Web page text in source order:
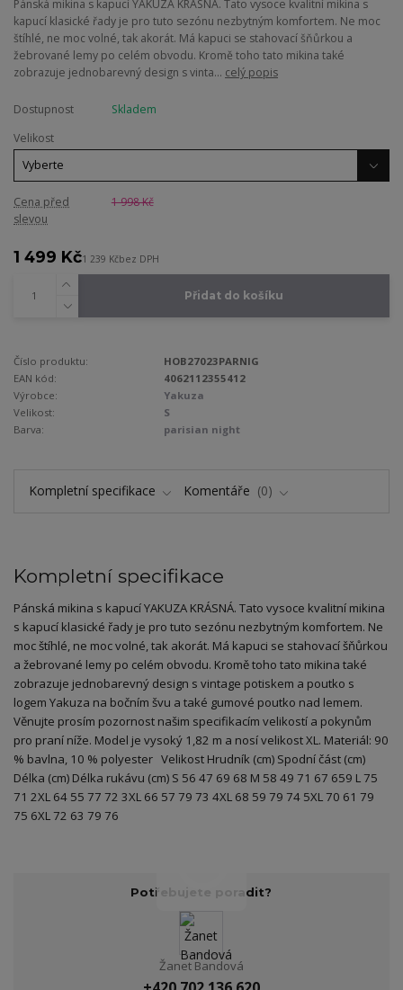
Pánská mikina s kapucí YAKUZA KRÁSNÁ. Tato vysoce kvalitní mikina s
kapucí klasické řady je pro tuto sezónu nezbytným komfortem. Ne moc
štíhlé, ne moc volné, tak akorát. Má kapuci se stahovací šňůrkou a
žebrované lemy po celém obvodu. Kromě toho tato mikina také
zobrazuje jednobarevný design s vinta... celý popis
Dostupnost
Skladem
Velikost
Cena před
slevou
1 998 Kč
1 499 Kč1 239 Kčbez DPH
Přidat do košíku
Číslo produktu:
HOB27023PARNIG
EAN kód:
4062112355412
Výrobce:
Yakuza
Velikost:
S
Barva:
parisian night
Kompletní specifikace Komentáře 0
Kompletní specifikace
Pánská mikina s kapucí YAKUZA KRÁSNÁ. Tato vysoce kvalitní mikina
s kapucí klasické řady je pro tuto sezónu nezbytným komfortem. Ne
moc štíhlé, ne moc volné, tak akorát. Má kapuci se stahovací šňůrkou
a žebrované lemy po celém obvodu. Kromě toho tato mikina také
zobrazuje jednobarevný design s vintage potiskem a poutko s
logem Yakuza na bočním švu a také gumové poutko nad lemem.
Věnujte prosím pozornost našim specifikacím velikostí a pokynům
pro praní níže. Model je vysoký 1,82 m a nosí velikost XL. Materiál: 90
% bavlna, 10 % polyester Velikost Hrudník (cm) Spodní část (cm)
Délka (cm) Délka rukávu (cm) S 56 47 69 68 M 58 49 71 67 659 L 75
71 2XL 64 55 77 72 3XL 66 57 79 73 4XL 68 59 79 74 5XL 70 61 79
75 6XL 72 63 79 76
Potřebujete poradit?
Žanet Bandová